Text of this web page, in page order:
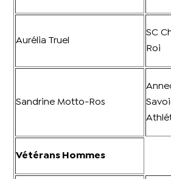
Aurélia Truel
SC
Roi
Sandrine Motto-Ros
Vétérans Hommes